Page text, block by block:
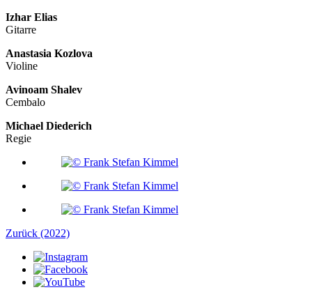
Izhar Elias
Gitarre
Anastasia Kozlova
Violine
Avinoam Shalev
Cembalo
Michael Diederich
Regie
Zurück (2022)